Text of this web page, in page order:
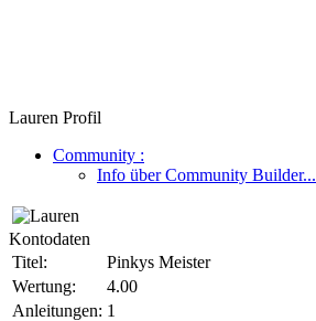
Lauren Profil
Community :
Info über Community Builder...
Kontodaten
Titel:
Pinkys Meister
Wertung:
4.00
Anleitungen: 1